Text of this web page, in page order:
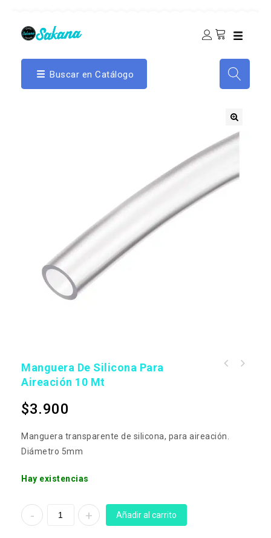
Buscar en Catálogo
Manguera De Silicona Para
Aireación 10 Mt
$3.900
Manguera transparente de silicona, para aireación.
Diámetro 5mm
Hay existencias
Añadir al carrito